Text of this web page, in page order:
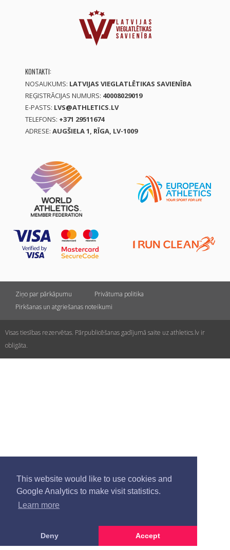
This website would like to use cookies and
Google Analytics to make visit statistics.
Learn more
Deny Accept
KONTAKTI:
NOSAUKUMS: LATVIJAS VIEGLATLĒTIKAS SAVIENĪBA
REĢISTRĀCIJAS NUMURS: 40008029019
E-PASTS: LVS@ATHLETICS.LV
TELEFONS: +371 29511674
ADRESE: AUGŠIELA 1, RĪGA, LV-1009
Ziņo par pārkāpumu
Privātuma politika
Pirkšanas un atgriešanas noteikumi
Visas tiesības rezervētas. Pārpublicēšanas gadījumā saite uz athletics.lv ir
obligāta.